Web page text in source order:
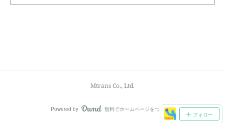
フォロー
Mtrans Co., Ltd.
Powered by AmebaOwnd
無料でホームページをつくろう